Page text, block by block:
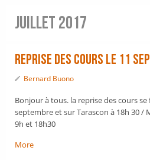
juillet 2017
Reprise des cours le 11
Bernard Buono
Bonjour à tous. la reprise des cours se
septembre et sur Tarascon à 18h 30 /
9h et 18h30
More